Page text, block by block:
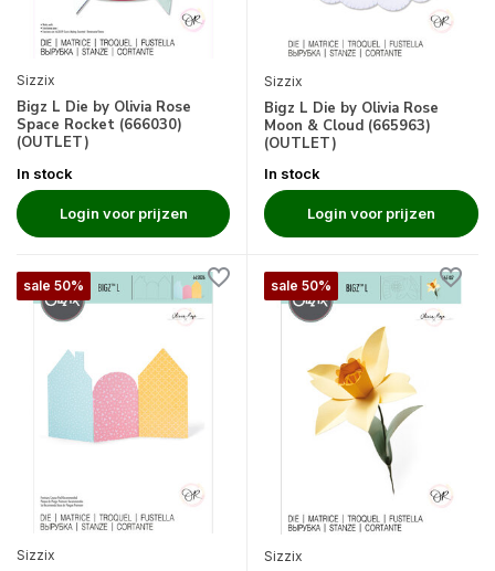
Sizzix
Bigz L Die by Olivia Rose
Space Rocket (666030)
(OUTLET)
In stock
Login voor prijzen
Sizzix
Bigz L Die by Olivia Rose
Moon & Cloud (665963)
(OUTLET)
In stock
Login voor prijzen
sale 50%
Sizzix
sale 50%
Sizzix